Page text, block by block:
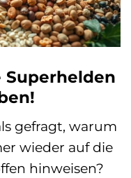
Superhelden
gefragt, warum
wieder auf die
hinweisen?